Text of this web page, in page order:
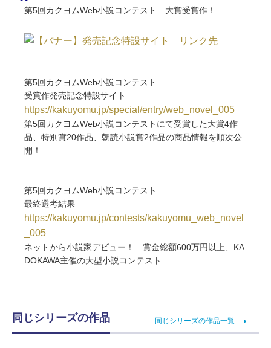
第5回カクヨムWeb小説コンテスト 大賞受賞作！
第5回カクヨムWeb小説コンテスト
受賞作発売記念特設サイト
https://kakuyomu.jp/special/entry/web_novel_005
第5回カクヨムWeb小説コンテストにて受賞した大賞4作
品、特別賞20作品、朝読小説賞2作品の商品情報を順次公
開！
第5回カクヨムWeb小説コンテスト
最終選考結果
https://kakuyomu.jp/contests/kakuyomu_web_novel
_005
ネットから小説家デビュー！ 賞金総額600万円以上、KA
DOKAWA主催の大型小説コンテスト
同じシリーズの作品 同じシリーズの作品一覧